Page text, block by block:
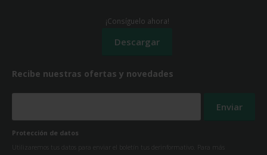
Recibe nuestras ofertas y novedades
Protección de datos
Utilizaremos tus datos para enviar el boletín tus derinformativo. Para más
¡Consíguelo ahora!